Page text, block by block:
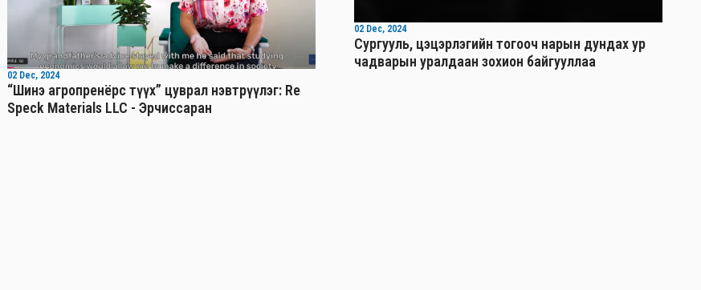
02 Dec, 2024
“Шинэ агропренёрс түүх” цуврал нэвтрүүлэг: Re
Speck Materials LLC - Эрчиссаран
02 Dec, 2024
Сургууль, цэцэрлэгийн тогооч нарын дундах ур
чадварын уралдаан зохион байгууллаа